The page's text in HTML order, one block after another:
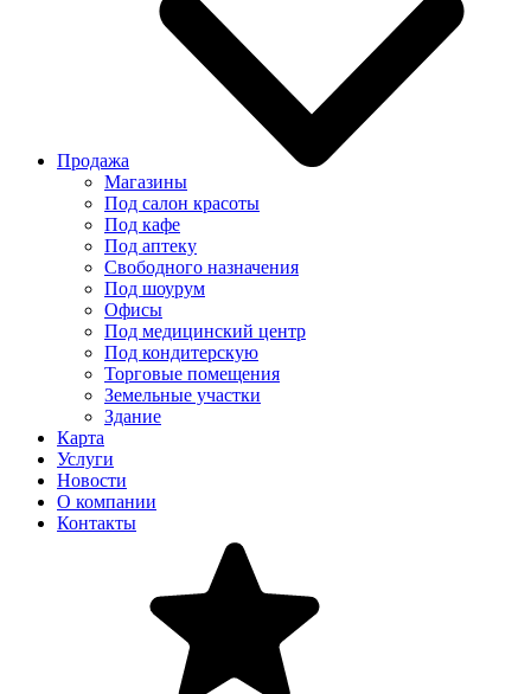
Продажа
Магазины
Под салон красоты
Под кафе
Под аптеку
Свободного назначения
Под шоурум
Офисы
Под медицинский центр
Под кондитерскую
Торговые помещения
Земельные участки
Здание
Карта
Услуги
Новости
О компании
Контакты